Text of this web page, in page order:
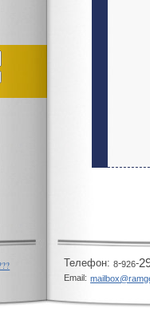
Телeфон: 8-926-
Email: